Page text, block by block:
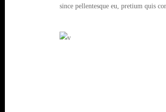
since pellentesque eu, pretium quis